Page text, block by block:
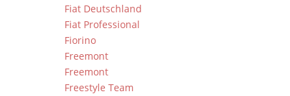
Fiat Deutschland
Fiat Professional
Fiorino
Freemont
Freemont
Freestyle Team